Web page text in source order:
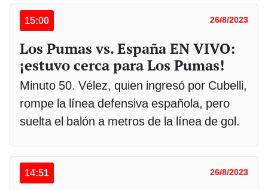
15:00 26/8/2023
Los Pumas vs. España EN VIVO:
¡estuvo cerca para Los Pumas!
Minuto 50. Vélez, quien ingresó por Cubelli,
rompe la línea defensiva española, pero
suelta el balón a metros de la línea de gol.
14:51 26/8/2023